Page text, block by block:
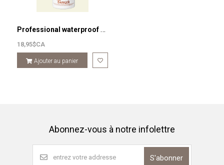
Professional waterproof and anti-stain. spray SAHARA
18,95$CA
Ajouter au panier
Abonnez-vous à notre infolettre
S'abonner